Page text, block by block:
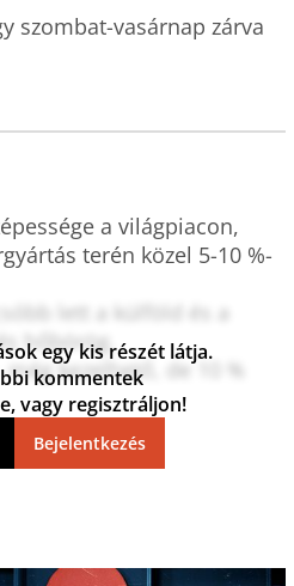
szombat-vasárnap zárva
a világpiacon,
terén közel 5-10 %-
lett a külföld és a
hőbörög.
kezelhető, de 10 %
egy kis részét látja.
kommentek
vagy regisztráljon!
Bejelentkezés